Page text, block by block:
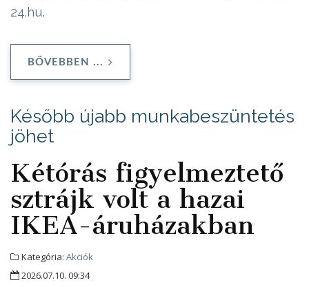
24.hu.
BŐVEBBEN ...
Később újabb munkabeszüntetés
jöhet
Kétórás figyelmeztető
sztrájk volt a hazai
IKEA-áruházakban
Kategória: Akciók
2026.07.10. 09:34